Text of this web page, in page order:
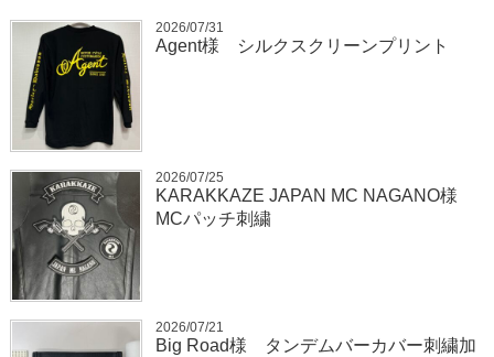
2026/07/31
Agent様 シルクスクリーンプリント
2026/07/25
KARAKKAZE JAPAN MC NAGANO様
MCパッチ刺繍
2026/07/21
Big Road様 タンデムバーカバー刺繍加